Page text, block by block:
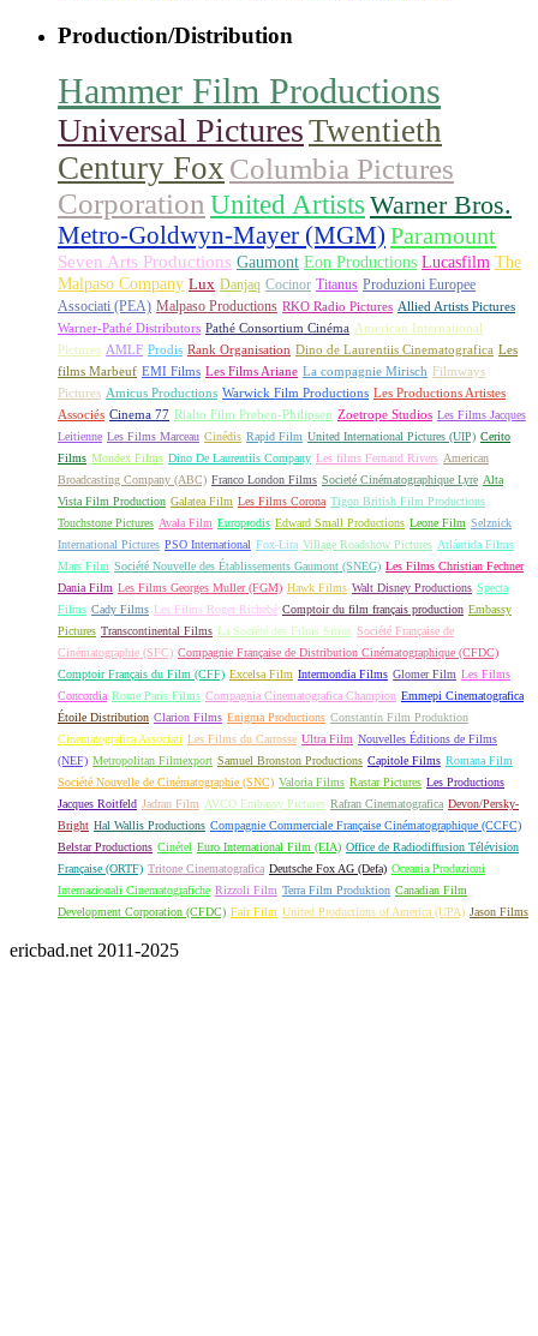
Production/Distribution
Hammer Film Productions
Universal PicturesTwentieth
Century Fox Columbia Pictures
Corporation United Artists Warner Bros.
Metro-Goldwyn-Mayer (MGM) Paramount
Seven Arts Productions Gaumont Eon Productions Lucasfilm The
Malpaso Company Lux Danjaq Cocinor Titanus Produzioni Europee
Associati (PEA) Malpaso Productions RKO Radio Pictures Allied Artists Pictures
Warner-Pathé Distributors Pathé Consortium Cinéma American International
Pictures AMLF Prodis Rank Organisation Dino de Laurentiis Cinematografica Les
films Marbeuf EMI Films Les Films Ariane La compagnie Mirisch Filmways
Pictures Amicus Productions Warwick Film Productions Les Productions Artistes
Associés Cinema 77 Rialto Film Preben-Philipsen Zoetrope Studios Les Films Jacques
Leitienne Les Films Marceau Cinédis Rapid Film United International Pictures (UIP) Cerito
Films Mondex Films Dino De Laurentiis Company Les films Fernand Rivers American
Broadcasting Company (ABC) Franco London Films Societé Cinématographique Lyre Alta
Vista Film Production Galatea Film Les Films Corona Tigon British Film Productions
Touchstone Pictures Avala Film Europrodis Edward Small Productions Leone Film Selznick
International Pictures PSO International Fox-Lira Village Roadshow Pictures Atlántida Films
Mars Film Société Nouvelle des Établissements Gaumont (SNEG) Les Films Christian Fechner
Dania Film Les Films Georges Muller (FGM) Hawk Films Walt Disney Productions Specta
Films Cady Films Les Films Roger Richebé Comptoir du film français production Embassy
Pictures Transcontinental Films La Société des Films Sirius Société Française de
Cinématographie (SFC) Compagnie Française de Distribution Cinématographique (CFDC)
Comptoir Français du Film (CFF) Excelsa Film Intermondia Films Glomer Film Les Films
Concordia Rome Paris Films Compagnia Cinematografica Champion Emmepi Cinematografica
Étoile Distribution Clarion Films Enigma Productions Constantin Film Produktion
Cinematografica Associati Les Films du Carrosse Ultra Film Nouvelles Éditions de Films
(NEF) Metropolitan Filmexport Samuel Bronston Productions Capitole Films Romana Film
Société Nouvelle de Cinématographie (SNC) Valoria Films Rastar Pictures Les Productions
Jacques Roitfeld Jadran Film AVCO Embassy Pictures Rafran Cinematografica Devon/Persky-
Bright Hal Wallis Productions Compagnie Commerciale Française Cinématographique (CCFC)
Belstar Productions Cinétel Euro International Film (EIA) Office de Radiodiffusion Télévision
Française (ORTF) Tritone Cinematografica Deutsche Fox AG (Defa) Oceania Produzioni
Internazionali Cinematografiche Rizzoli Film Terra Film Produktion Canadian Film
Development Corporation (CFDC) Fair Film United Productions of America (UPA) Jason Films
ericbad.net 2011-2025